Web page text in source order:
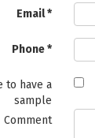
Email
Phone
to have a
sample
Comment